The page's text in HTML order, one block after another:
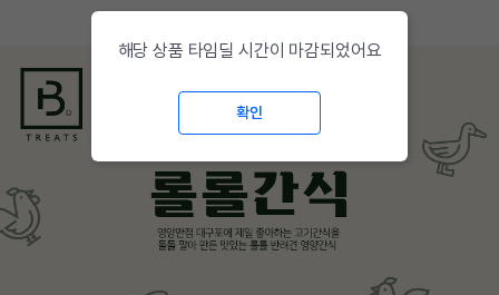
해당 상품 타임딜 시간이 마감되었어요
확인